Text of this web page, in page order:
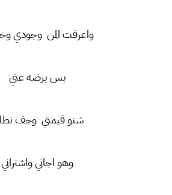
واعرفت المن وجودي
بس يرضه عني
شنو قيمتي وجف
وهو اجاني واشتراني